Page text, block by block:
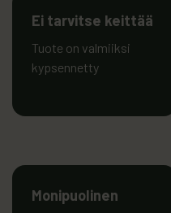
Ei tarvitse keittää
Tuote on valmiiksi
kypsennetty
Monipuolinen